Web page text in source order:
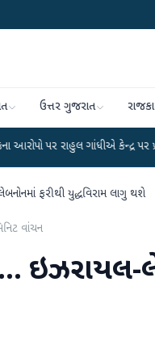
ઉત્તર ગુજરાત
ગાંધીએ કેન્દ્ર પર પ્રહાર કર્યા ●
ફરીથી યુદ્ધવિરામ લાગુ થશે
વાંચન
ઇઝરાયલ-